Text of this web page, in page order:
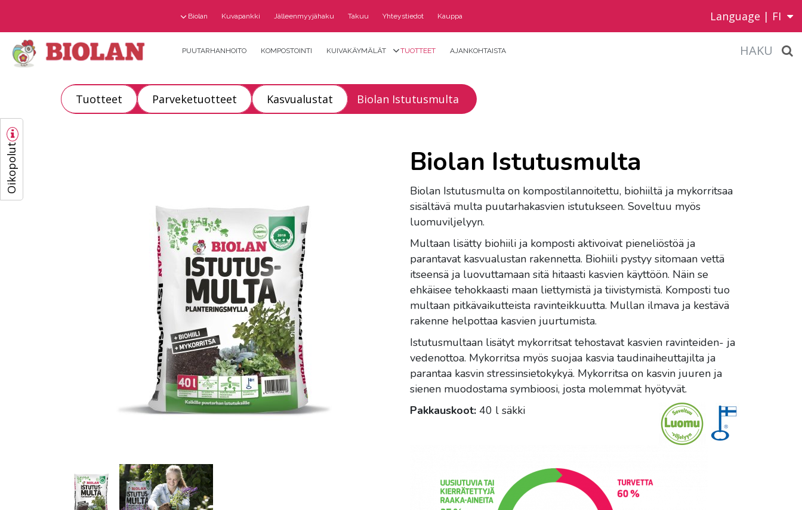
Oikopolut
Biolan Kuvapankki Jälleenmyyjähaku Takuu Yhteystiedot Kauppa Language | FI
PUUTARHANHOITO KOMPOSTOINTI KUIVAKÄYMÄLÄT TUOTTEET AJANKOHTAISTA HAKU
Tuotteet Parveketuotteet Kasvualustat Biolan Istutusmulta
Biolan Istutusmulta
Biolan Istutusmulta on kompostilannoitettu, biohiiltä ja mykorritsaa
sisältävä multa puutarhakasvien istutukseen. Soveltuu myös
luomuviljelyyn.
Multaan lisätty biohiili ja komposti aktivoivat pieneliöstöä ja
parantavat kasvualustan rakennetta. Biohiili pystyy sitomaan vettä
itseensä ja luovuttamaan sitä hitaasti kasvien käyttöön. Näin se
ehkäisee tehokkaasti maan liettymistä ja tiivistymistä. Komposti tuo
multaan pitkävaikutteista ravinteikkuutta. Mullan ilmava ja kestävä
rakenne helpottaa kasvien juurtumista.
Istutusmultaan lisätyt mykorritsat tehostavat kasvien ravinteiden- ja
vedenottoa. Mykorritsa myös suojaa kasvia taudinaiheuttajilta ja
parantaa kasvin stressinsietokykyä. Mykorritsa on kasvin juuren ja
sienen muodostama symbioosi, josta molemmat hyötyvät.
Pakkauskoot: 40 l säkki